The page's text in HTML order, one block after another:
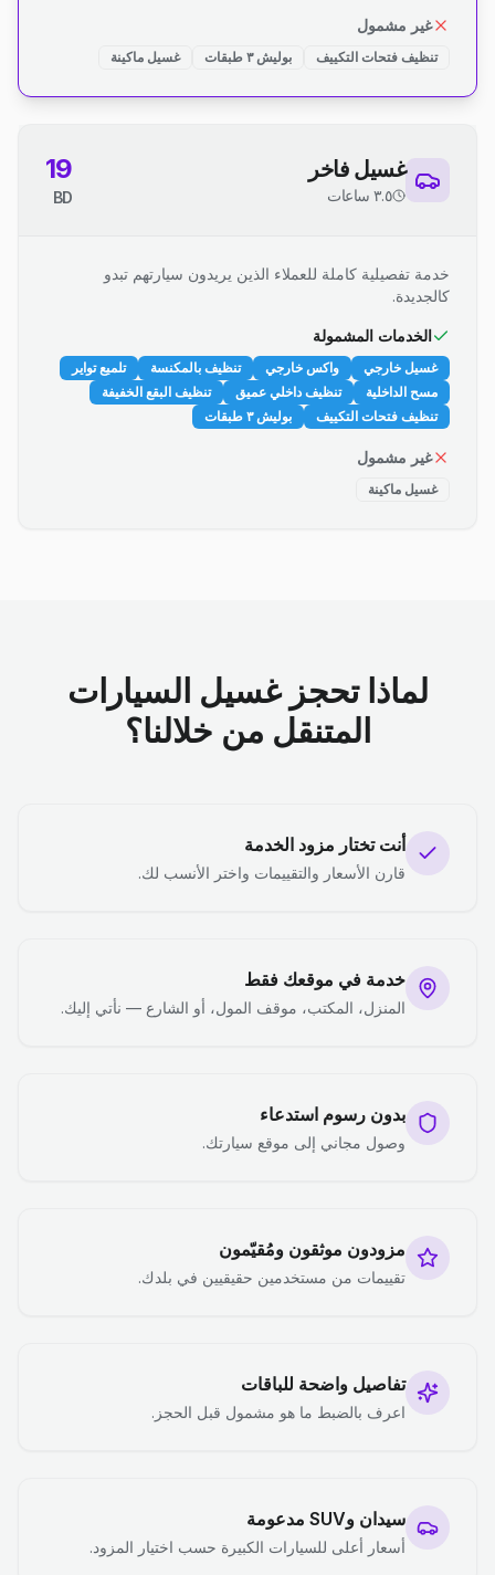
غير مشمول
تنظيف فتحات التكييف بوليش ٣ طبقات غسيل ماكينة
غسيل فاخر
٣.٥ ساعات
19
BD
خدمة تفصيلية كاملة للعملاء الذين يريدون سيارتهم تبدو
كالجديدة.
الخدمات المشمولة
غسيل خارجي واكس خارجي تنظيف بالمكنسة
تلميع تواير
مسح الداخلية
تنظيف داخلي عميق
تنظيف البقع الخفيفة
تنظيف فتحات التكييف
بوليش ٣ طبقات
غير مشمول
غسيل ماكينة
لماذا تحجز غسيل السيارات
المتنقل من خلالنا؟
أنت تختار مزود الخدمة
قارن الأسعار والتقييمات واختر الأنسب لك.
خدمة في موقعك فقط
المنزل، المكتب، موقف المول، أو الشارع — نأتي إليك.
بدون رسوم استدعاء
وصول مجاني إلى موقع سيارتك.
مزودون موثقون ومُقيّمون
تقييمات من مستخدمين حقيقيين في بلدك.
تفاصيل واضحة للباقات
اعرف بالضبط ما هو مشمول قبل الحجز.
سيدان وSUV مدعومة
أسعار أعلى للسيارات الكبيرة حسب اختيار المزود.